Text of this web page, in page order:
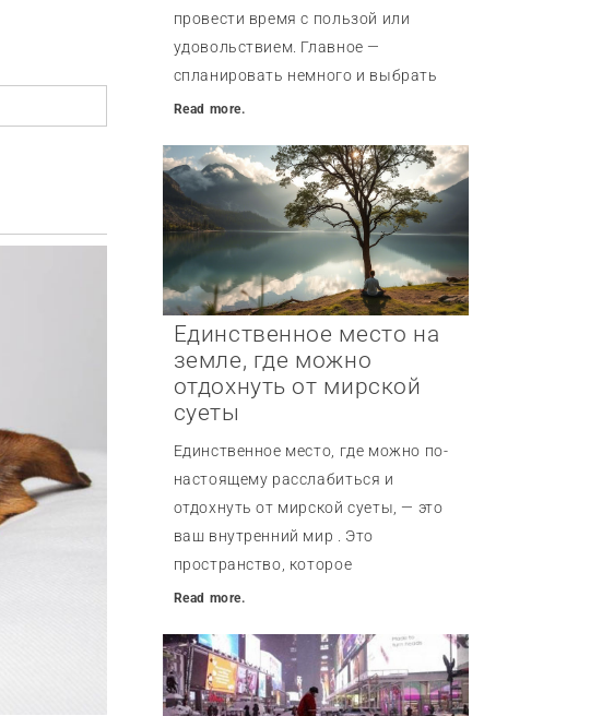
провести время с пользой или
удовольствием. Главное —
спланировать немного и выбрать
Read more.
Единственное место на
земле, где можно
отдохнуть от мирской
суеты
Единственное место, где можно по-
настоящему расслабиться и
отдохнуть от мирской суеты, — это
ваш внутренний мир . Это
пространство, которое
Read more.